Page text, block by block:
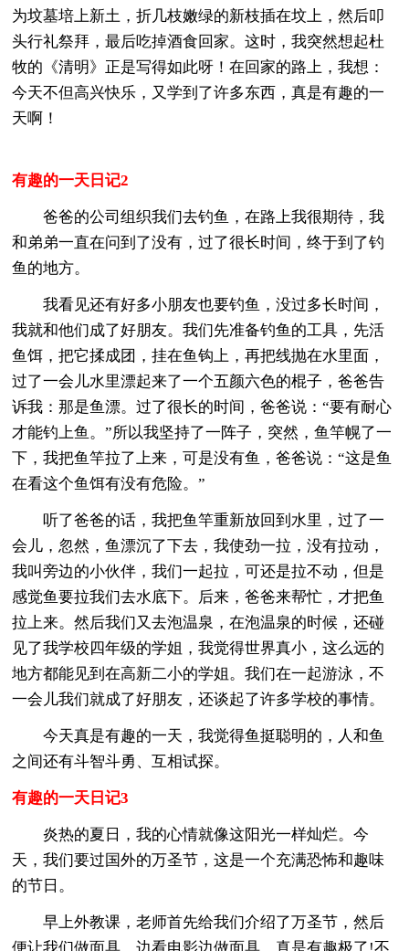
为坟墓培上新土，折几枝嫩绿的新枝插在坟上，然后叩
头行礼祭拜，最后吃掉酒食回家。这时，我突然想起杜
牧的《清明》正是写得如此呀！在回家的路上，我想：
今天不但高兴快乐，又学到了许多东西，真是有趣的一
天啊！
有趣的一天日记2
爸爸的公司组织我们去钓鱼，在路上我很期待，我
和弟弟一直在问到了没有，过了很长时间，终于到了钓
鱼的地方。
我看见还有好多小朋友也要钓鱼，没过多长时间，
我就和他们成了好朋友。我们先准备钓鱼的工具，先活
鱼饵，把它揉成团，挂在鱼钩上，再把线抛在水里面，
过了一会儿水里漂起来了一个五颜六色的棍子，爸爸告
诉我：那是鱼漂。过了很长的时间，爸爸说：“要有耐心
才能钓上鱼。”所以我坚持了一阵子，突然，鱼竿幌了一
下，我把鱼竿拉了上来，可是没有鱼，爸爸说：“这是鱼
在看这个鱼饵有没有危险。”
听了爸爸的话，我把鱼竿重新放回到水里，过了一
会儿，忽然，鱼漂沉了下去，我使劲一拉，没有拉动，
我叫旁边的小伙伴，我们一起拉，可还是拉不动，但是
感觉鱼要拉我们去水底下。后来，爸爸来帮忙，才把鱼
拉上来。然后我们又去泡温泉，在泡温泉的时候，还碰
见了我学校四年级的学姐，我觉得世界真小，这么远的
地方都能见到在高新二小的学姐。我们在一起游泳，不
一会儿我们就成了好朋友，还谈起了许多学校的事情。
今天真是有趣的一天，我觉得鱼挺聪明的，人和鱼
之间还有斗智斗勇、互相试探。
有趣的一天日记3
炎热的夏日，我的心情就像这阳光一样灿烂。今
天，我们要过国外的万圣节，这是一个充满恐怖和趣味
的节日。
早上外教课，老师首先给我们介绍了万圣节，然后
便让我们做面具，边看电影边做面具，真是有趣极了!不